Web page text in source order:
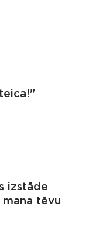
izstāde
tēvu